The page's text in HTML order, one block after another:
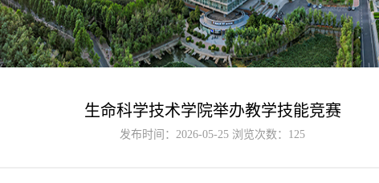
生命科学技术学院举办教学技能竞赛
发布时间：2026-05-25 浏览次数： 125